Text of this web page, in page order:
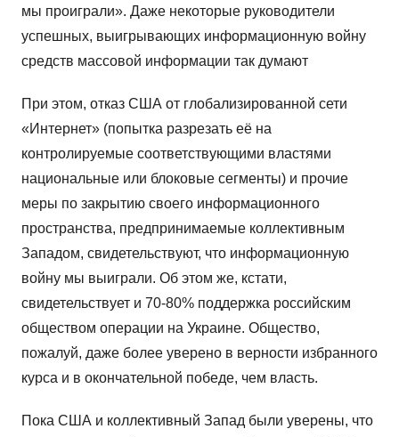
мы проиграли». Даже некоторые руководители
успешных, выигрывающих информационную войну
средств массовой информации так думают
При этом, отказ США от глобализированной сети
«Интернет» (попытка разрезать её на
контролируемые соответствующими властями
национальные или блоковые сегменты) и прочие
меры по закрытию своего информационного
пространства, предпринимаемые коллективным
Западом, свидетельствуют, что информационную
войну мы выиграли. Об этом же, кстати,
свидетельствует и 70-80% поддержка российским
обществом операции на Украине. Общество,
пожалуй, даже более уверено в верности избранного
курса и в окончательной победе, чем власть.
Пока США и коллективный Запад были уверены, что